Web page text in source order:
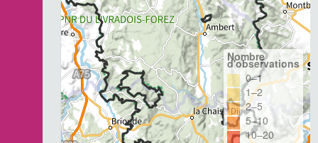
Nombre
d'observations
0–1
1–2
2–5
5–10
10–20